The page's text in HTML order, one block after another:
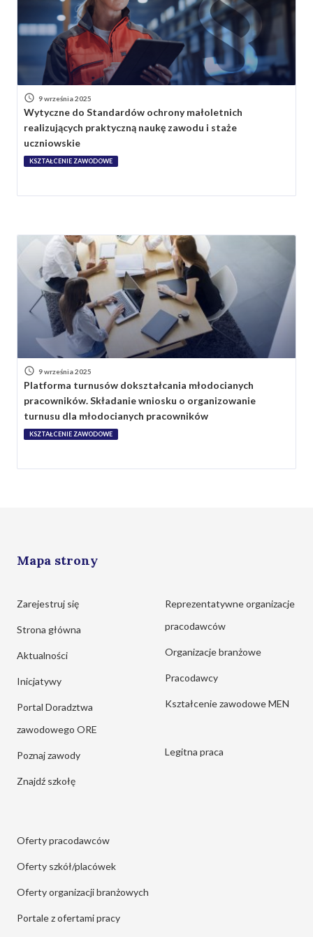
9 września 2025
Wytyczne do Standardów ochrony małoletnich
realizujących praktyczną naukę zawodu i staże
uczniowskie
KSZTAŁCENIE ZAWODOWE
9 września 2025
Platforma turnusów dokształcania młodocianych
pracowników. Składanie wniosku o organizowanie
turnusu dla młodocianych pracowników
KSZTAŁCENIE ZAWODOWE
Mapa strony
Zarejestruj się
Strona główna
Aktualności
Inicjatywy
Portal Doradztwa
zawodowego ORE
Poznaj zawody
Znajdź szkołę
Reprezentatywne organizacje
pracodawców
Organizacje branżowe
Pracodawcy
Kształcenie zawodowe MEN
Legitna praca
Oferty pracodawców
Oferty szkół/placówek
Oferty organizacji branżowych
Portale z ofertami pracy